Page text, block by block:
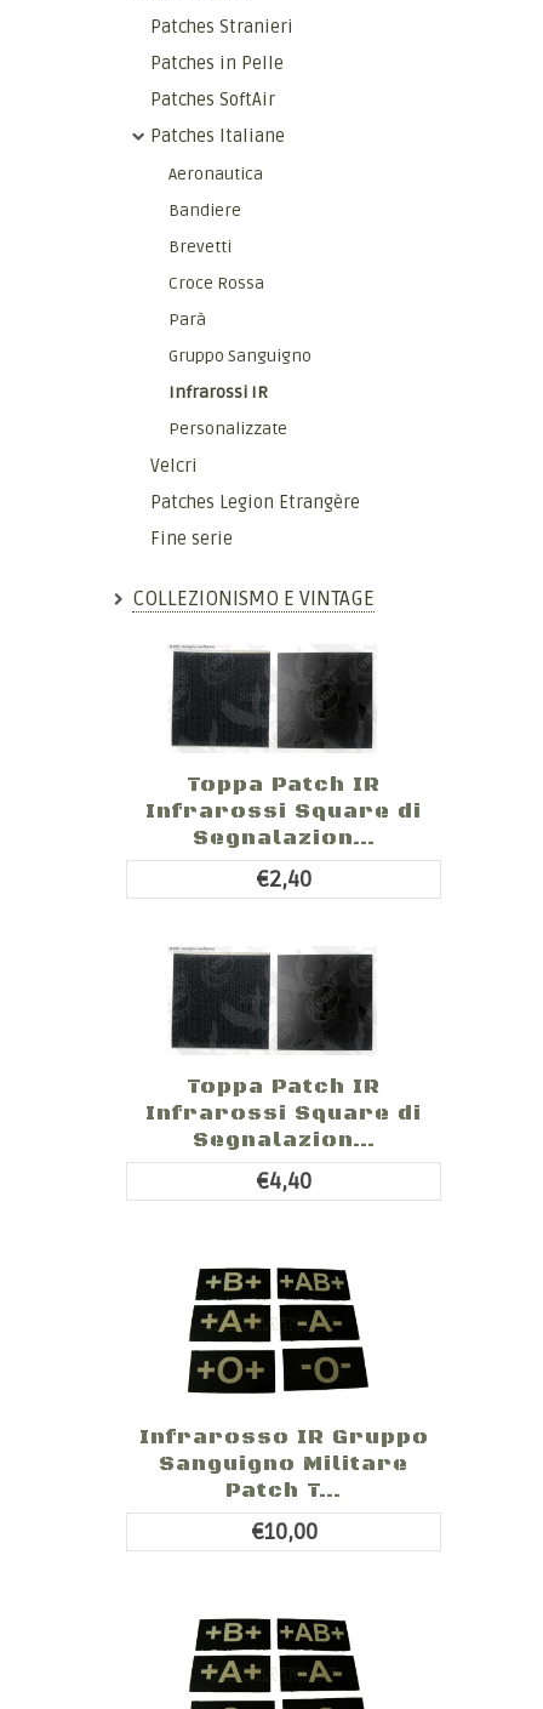
Patches Stranieri
Patches in Pelle
Patches SoftAir
Patches Italiane
Aeronautica
Bandiere
Brevetti
Croce Rossa
Parà
Gruppo Sanguigno
Infrarossi IR
Personalizzate
Velcri
Patches Legion Etrangère
Fine serie
COLLEZIONISMO E VINTAGE
Toppa Patch IR
Infrarossi Square di
Segnalazion...
€2,40
Toppa Patch IR
Infrarossi Square di
Segnalazion...
€4,40
Infrarosso IR Gruppo
Sanguigno Militare
Patch T...
€10,00